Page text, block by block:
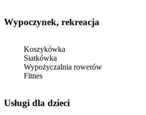
Wypoczynek, rekreacja
Koszykówka
Siatkówka
Wypożyczalnia rowerów
Fitnes
usługi dla dzieci